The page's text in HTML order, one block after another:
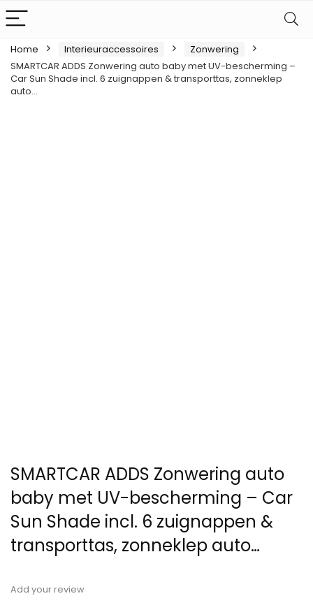
Home Interieuraccessoires
Zonwering
SMARTCAR ADDS Zonwering auto baby met UV-bescherming –
Car Sun Shade incl. 6 zuignappen & transporttas, zonneklep
auto…
SMARTCAR ADDS Zonwering auto
baby met UV-bescherming – Car
Sun Shade incl. 6 zuignappen &
transporttas, zonneklep auto…
Add your review